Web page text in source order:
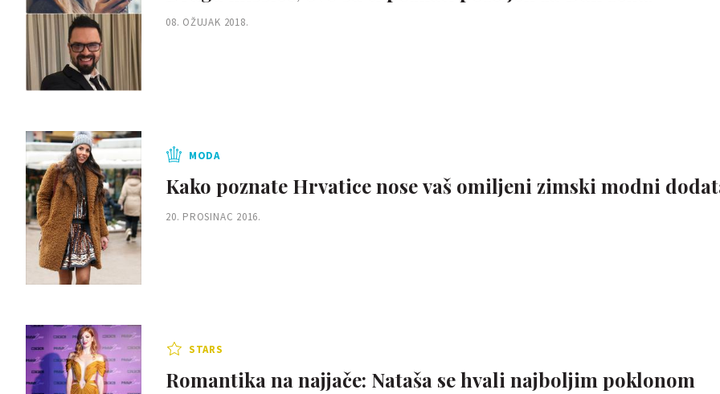
08. OŽUJAK 2018.
MODA
Kako poznate Hrvatice nose vaš omiljeni zimski modni
20. PROSINAC 2016.
STARS
Romantika na najjače: Nataša se hvali najboljim poklonom